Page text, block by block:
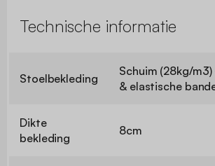
Technische informatie
Stoelbekleding
Schuim (28kg/
& elastische
Dikte
bekleding
8cm